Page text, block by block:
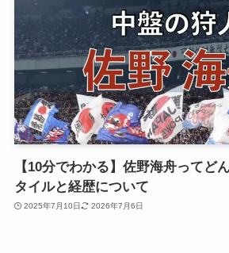
【10分でわかる】佐野海舟ってど
タイルと経歴について
2025年7月10日 2026年7月6日